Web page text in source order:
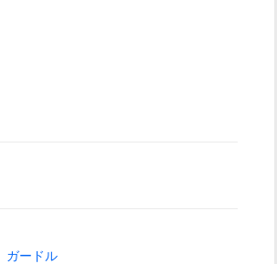
ガードル